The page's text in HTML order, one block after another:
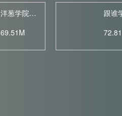
洋葱学院（...
69.51M
跟谁